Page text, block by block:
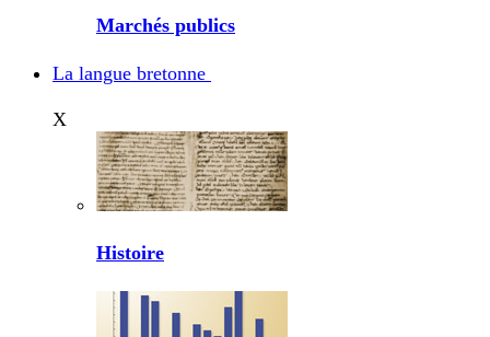
Marchés publics
La langue bretonne
X
Histoire